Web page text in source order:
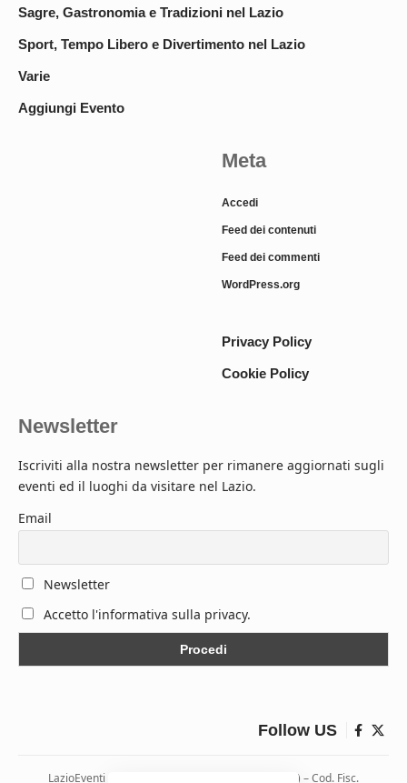
Sagre, Gastronomia e Tradizioni nel Lazio
Sport, Tempo Libero e Divertimento nel Lazio
Varie
Aggiungi Evento
Meta
Accedi
Feed dei contenuti
Feed dei commenti
WordPress.org
Privacy Policy
Cookie Policy
Newsletter
Iscriviti alla nostra newsletter per rimanere aggiornati sugli
eventi ed il luoghi da visitare nel Lazio.
Email
Newsletter
Accetto l'informativa sulla privacy.
Follow US
LazioEventi – Via Monticelli, 9 04026 Minturno (LT) – Cod. Fisc.